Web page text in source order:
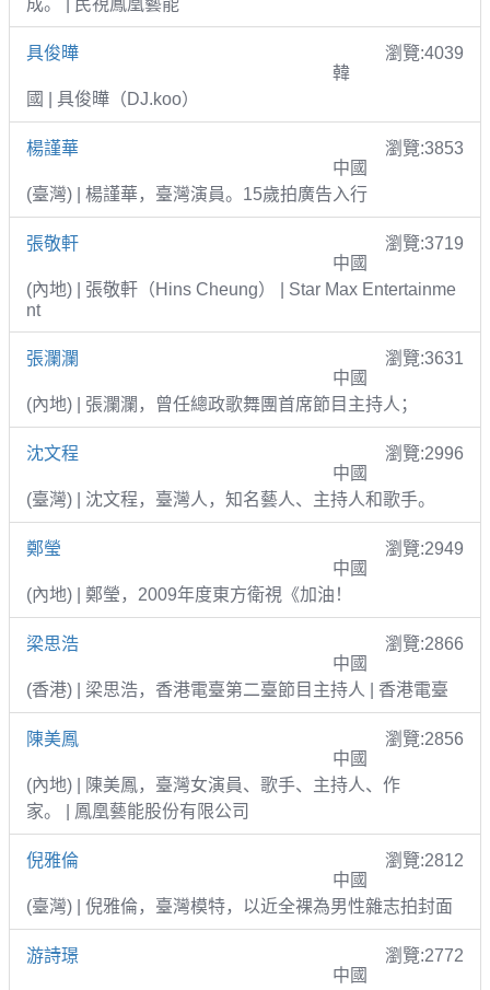
具俊曄
瀏覽:4039
韓
國 | 具俊曄（DJ.koo）
楊謹華
瀏覽:3853
中國
(臺灣) | 楊謹華，臺灣演員。15歲拍廣告入行
張敬軒
瀏覽:3719
中國
(內地) | 張敬軒（Hins Cheung） | Star Max Entertainme
nt
張瀾瀾
瀏覽:3631
中國
(內地) | 張瀾瀾，曾任總政歌舞團首席節目主持人；
沈文程
瀏覽:2996
中國
(臺灣) | 沈文程，臺灣人，知名藝人、主持人和歌手。
鄭瑩
瀏覽:2949
中國
(內地) | 鄭瑩，2009年度東方衛視《加油！
梁思浩
瀏覽:2866
中國
(香港) | 梁思浩，香港電臺第二臺節目主持人 | 香港電臺
陳美鳳
瀏覽:2856
中國
(內地) | 陳美鳳，臺灣女演員、歌手、主持人、作
家。 | 鳳凰藝能股份有限公司
倪雅倫
瀏覽:2812
中國
(臺灣) | 倪雅倫，臺灣模特，以近全裸為男性雜志拍封面
游詩璟
瀏覽:2772
中國